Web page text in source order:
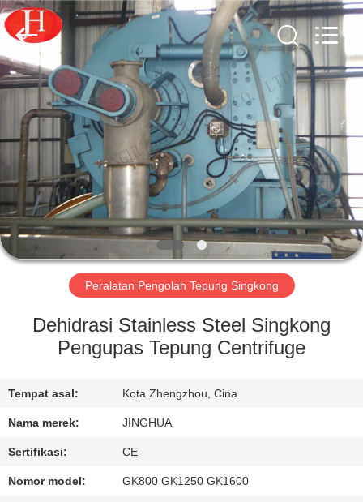
RUMAH
PRODUK
VIDEO
PERTUNJUKAN
VR
TENTANG
TUR
PABRIK
KONTROL
Zhengzhou
Jinghua
Industry
Co.,Ltd..
Rights
Reserved.
Peralatan Pengolah Tepung Singkong
Dehidrasi Stainless Steel Singkong
Pengupas Tepung Centrifuge
Tempat asal: Kota Zhengzhou, Cina
Nama merek: JINGHUA
Sertifikasi: CE
Nomor model: GK800 GK1250 GK1600